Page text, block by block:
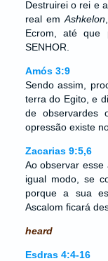
Destruirei o rei e
real emAshkelon
Ecrom, até que
SENHOR.
Amós 3:9
Sendo assim,
terra do Egito, e
de observardes
opressão existe
Zacarias 9:5,6
Ao observar esse
igual modo, se
porque a sua
Ascalom ficará
heard
Esdras 4:4-16